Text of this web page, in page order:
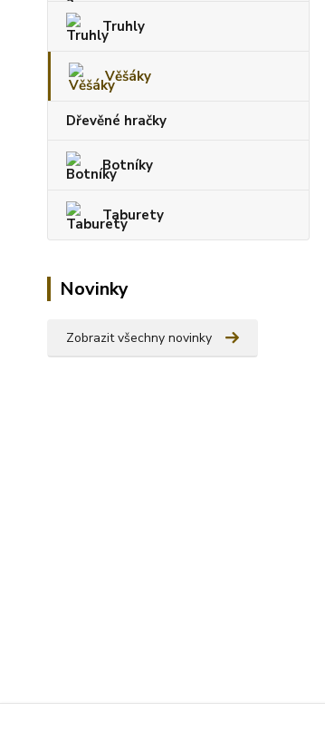
Truhly
Věšáky
Dřevěné hračky
Botníky
Taburety
Novinky
Zobrazit všechny novinky